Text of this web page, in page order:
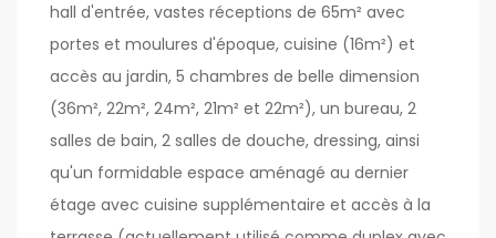
hall d'entrée, vastes réceptions de 65m² avec
portes et moulures d'époque, cuisine (16m²) et
accès au jardin, 5 chambres de belle dimension
(36m², 22m², 24m², 21m² et 22m²), un bureau, 2
salles de bain, 2 salles de douche, dressing, ainsi
qu'un formidable espace aménagé au dernier
étage avec cuisine supplémentaire et accès à la